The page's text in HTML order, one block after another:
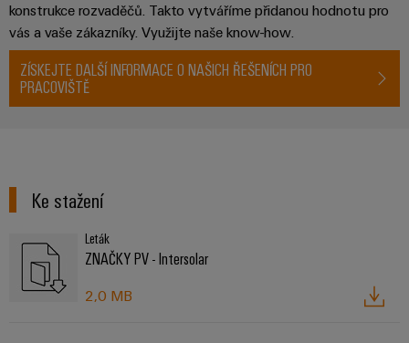
konstrukce rozvaděčů. Takto vytváříme přidanou hodnotu pro
vás a vaše zákazníky. Využijte naše know-how.
ZÍSKEJTE DALŠÍ INFORMACE O NAŠICH ŘEŠENÍCH PRO
PRACOVIŠTĚ
Ke stažení
Leták
ZNAČKY PV - Intersolar
2,0 MB